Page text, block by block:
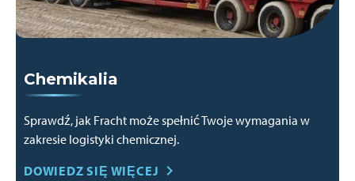
Chemikalia
Sprawdź, jak Fracht może spełnić Twoje wymagania w
zakresie logistyki chemicznej.
DOWIEDZ SIĘ WIĘCEJ